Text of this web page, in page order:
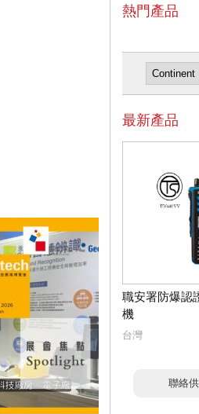
熱門產品
最新產品
職安署防爆認
機
台灣
聯絡